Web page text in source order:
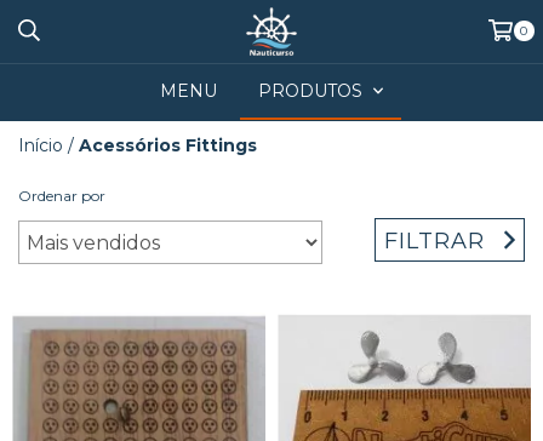
0
MENU PRODUTOS
Início / Acessórios Fittings
Ordenar por
FILTRAR